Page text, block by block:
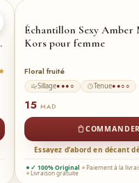
Échantillon Sexy Amber
Kors pour femme
Floral fruité
Sillage●●●○ Tenue●●○○
15 MAD
COMMANDER
Essayez d’abord en décant
✓ 100% Original Paiement à la
Livraison gratuite